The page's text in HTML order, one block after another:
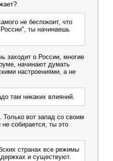
не беспокоит, что
России", ты начинаешь
заходит о России, многие
начинают думать
настроениями, а не
там никаких влияний.
Только вот запад со своим
собирается, ты это
странах все режимы
и существуют.